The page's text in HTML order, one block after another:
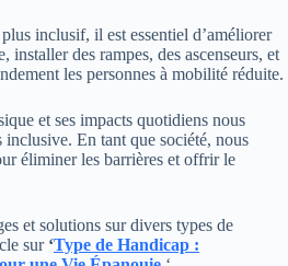
inclusif, il est essentiel d’améliorer
installer des rampes, des ascenseurs, et
les personnes à mobilité réduite.
et ses impacts quotidiens nous
inclusive. En tant que société, nous
éliminer les barrières et offrir le
et solutions sur divers types de
sur ‘Type de Handicap :